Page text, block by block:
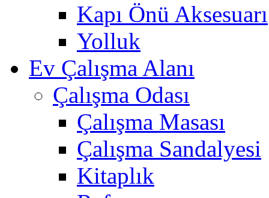
Kapı Önü Aksesuarı
Yolluk
Ev Çalışma Alanı
Çalışma Odası
Çalışma Masası
Çalışma Sandalyesi
Kitaplık